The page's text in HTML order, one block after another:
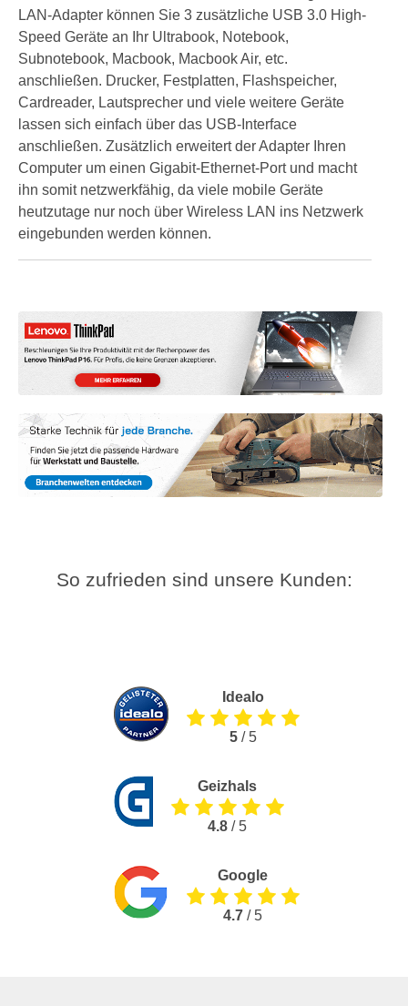
LAN-Adapter können Sie 3 zusätzliche USB 3.0 High-
Speed Geräte an Ihr Ultrabook, Notebook,
Subnotebook, Macbook, Macbook Air, etc.
anschließen. Drucker, Festplatten, Flashspeicher,
Cardreader, Lautsprecher und viele weitere Geräte
lassen sich einfach über das USB-Interface
anschließen. Zusätzlich erweitert der Adapter Ihren
Computer um einen Gigabit-Ethernet-Port und macht
ihn somit netzwerkfähig, da viele mobile Geräte
heutzutage nur noch über Wireless LAN ins Netzwerk
eingebunden werden können.
So zufrieden sind unsere Kunden:
Idealo
5/ 5
Geizhals
4.8 / 5
Google
4.7 / 5